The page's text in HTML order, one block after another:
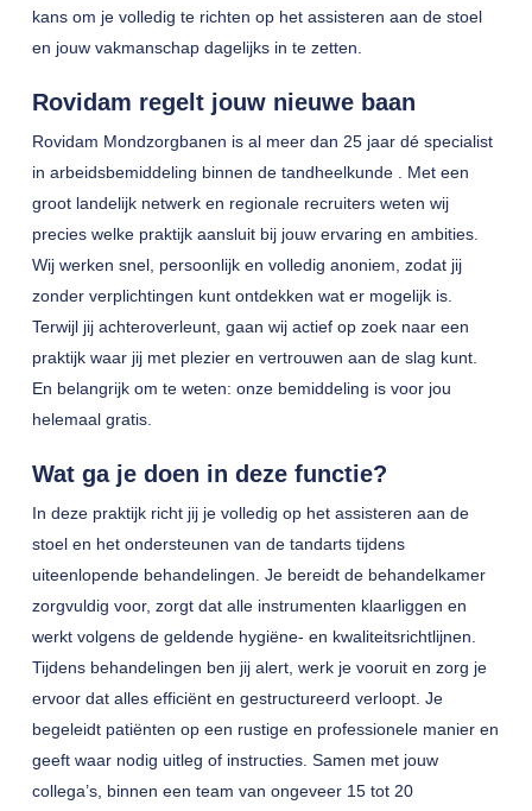
kans om je volledig te richten op het assisteren aan de stoel
en jouw vakmanschap dagelijks in te zetten.
Rovidam regelt jouw nieuwe baan
Rovidam Mondzorgbanen is al meer dan 25 jaar dé specialist
in arbeidsbemiddeling binnen de tandheelkunde . Met een
groot landelijk netwerk en regionale recruiters weten wij
precies welke praktijk aansluit bij jouw ervaring en ambities.
Wij werken snel, persoonlijk en volledig anoniem, zodat jij
zonder verplichtingen kunt ontdekken wat er mogelijk is.
Terwijl jij achteroverleunt, gaan wij actief op zoek naar een
praktijk waar jij met plezier en vertrouwen aan de slag kunt.
En belangrijk om te weten: onze bemiddeling is voor jou
helemaal gratis.
Wat ga je doen in deze functie?
In deze praktijk richt jij je volledig op het assisteren aan de
stoel en het ondersteunen van de tandarts tijdens
uiteenlopende behandelingen. Je bereidt de behandelkamer
zorgvuldig voor, zorgt dat alle instrumenten klaarliggen en
werkt volgens de geldende hygiëne- en kwaliteitsrichtlijnen.
Tijdens behandelingen ben jij alert, werk je vooruit en zorg je
ervoor dat alles efficiënt en gestructureerd verloopt. Je
begeleidt patiënten op een rustige en professionele manier en
geeft waar nodig uitleg of instructies. Samen met jouw
collega’s, binnen een team van ongeveer 15 tot 20